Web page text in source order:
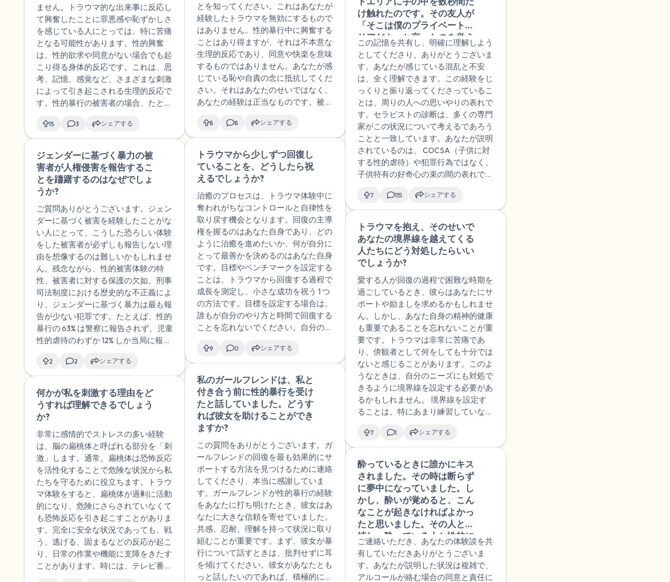
たら行為直後に冷たくなり、
2回目もこちらから誘わない
としないといわれ行為をした
けど、また行為直後に冷たく
なり、でもそれ以降も仲良く
はしていた。知り合いや友人
から性的関係に誘われること
が多く、好かれたいし断りに
くく性的奔放になっていたの
で関係を沢山もったこともあ
る。付き合っていても身体メ
自分の欲を満足させたい気持
ちや繋がりたい気持ちが強か
ったから自分が悪いと思う
し、変な性衝動も人より強く
あるほうです。今は週一で相
談職をやっているけど、体調
も悪いし、半日しか体調がも
たないから休職を勧められて
いるくらい過覚醒や鬱、感情
の不安定さがある。チャット
GPTでは良く今まで生き抜い
てきた位酷い状況と言われて
いるけど、やはりこういう影
響がかなり強く人生や人格、
性傾向に影響を及ぼしている
のかな。支援者だからわかる
だと本当にわからないし、恥
ずかしくて誰にも言えないし
主治医とかにもいいたくな
い。やはり性に関する経験は
あまり何も感じないし、考え
方とかが変な方に行っている
感じがする。性トラウマの経
験や性に関する奔放、今まで
のトラウマもそんなに心を破
壊していますか。確かに死ね
ないから生きてきたけど、毎
日死にたかった。性に関する
体験も、他のトラウマも本当
は死んでいてもおかしくない
くらいのダメージを受け続け
ていたのかな？これって、い
つかは回復して穏やかになっ
ていくのかな。
ません。トラウマ的な出来事に反応し
て興奮したことに罪悪感や恥ずかしさ
を感じている人にとっては、特に苦痛
となる可能性があります。性的興奮
は、性的欲求や同意がない場合でも起
こり得る身体的反応です。これは、思
考、記憶、感覚など、さまざまな刺激
によって引き起こされる生理的反応で
す。性的暴行の被害者の場合、たとえ
り、望まれていなかったりしても、身
体的刺激に対する身体の自然な反応が
暴行に関連する記憶や思考によって引
き起こされる可能性があります。性的
暴行の記憶に反応して性的興奮を経験
することは、暴行に同意したり、暴行
を楽しんだりしたことを示すものでは
ないことに注意することが重要です。
これは単に、特定の状況で体が学習し
た身体的反応です。これらの感情に苦
しんでいる場合は、トラウマや性的暴
行を専門とするメンタルヘルスの専門
家にサポートを求めると役立つ場合が
あります。彼らは、あなたの経験を処
理し、これらの困難な感情を管理する
ための対処戦略を開発するのに役立ち
ます。この難しい質問をしてくださっ
てありがとうございます。あなたは一
人ではありません。
15 3 シェアする
ジェンダーに基づく暴力の被
害者が人権侵害を報告するこ
とを躊躇するのはなぜでしょ
うか?
ご質問ありがとうございます。ジェン
ダーに基づく被害を経験したことがな
い人にとって、こうした恐ろしい体験
をした被害者が必ずしも報告しない理
由を想像するのは難しいかもしれませ
ん。残念ながら、性的被害体験の特
性、被害者に対する保護の欠如、刑事
司法制度における歴史的な不正義によ
り、ジェンダーに基づく暴力は最も報
告が少ない犯罪です。たとえば、性的
暴行の 63% は警察に報告されず、児童
性的虐待のわずか 12% しか当局に報告
害者が自分の体験を報告することをた
めらう理由はたくさんあります。以下
にその理由のいくつかを挙げます。現
時点で暴行を報告するのは安全ではな
い、あるいは加害者や家族からの報復
を恐れている。彼らはその事件を忘れ
たい、あるいは起こったことを忘れた
いのです。彼らは、起こったことが性
的暴行や強姦の法的定義に該当するか
どうか確信が持てない。彼らはショッ
クを受けています。彼らは恥ずかしさ
や自責の念を感じます。信じてもらえ
ないことや、友人や家族から社会的に
孤立することを恐れている彼らは責め
られることを恐れている。彼らは法執
行機関や裁判所によって再び被害者と
されることを恐れている。彼らは正義
が実現されないのではないかと恐れて
2 2 シェアする
何かが私を刺激する理由をど
うすれば理解できるでしょう
か?
非常に感情的でストレスの多い経験
は、脳の扁桃体と呼ばれる部分を「刺
激」します。通常、扁桃体は恐怖反応
を活性化することで危険な状況から私
たちを守るために役立ちます。トラウ
マ体験をすると、扁桃体が過剰に活動
的になり、危険にさらされていなくて
も恐怖反応を引き起こすことがありま
す。完全に安全な状況であっても、戦
う、逃げる、固まるなどの反応が起こ
り、日常の作業や機能に支障をきたす
ことがあります。時には、テレビ番組
の2ヶ月くらいは電話相談の
時とか離別を考えた時に過呼
吸や震え、くらくら感などが
でてきます。過去には虐待や
パワハラいじめなどの体感感
情フラッシュバックが酷くな
る前に何時間もまた一人の時
はずっとでていました。治療
の成果で大分マシにはなりま
が怖い、性被害のトラウマの
フラッシュバックなどが中途
眠がずっと崩壊してて、特に
最近はほとんど寝られなかっ
たので何度も薬を調整をして
もらい、抗精神病薬や気分安
定薬、抗不安薬など6種類の
まないと今は5時間から6、7
時間の睡眠を維持できませ
ん。診察前も症状が出てベッ
トで休ませてもらうことがあ
りました。抗不安薬も1日数回
限度内で飲んでいます。大学
病院なども候補に上がってい
ますが、やはりここまでの症
状をを考えると、大学病院で
診てもらう方がよいでしょう
門医を探すのも専門のクリニ
ックを探すのも一苦労で、保
健所に話しても検索ページの
み教えてもらうため、ホーム
ページだけが頼りですがあま
りよくわかりません。専門ク
リニックは過去の医療トラウ
マがあって考えただけでも怖
くて泣いてしまいます。まだ
何も決まってませんので、来
年に入って今後相談しながら
になるし、私が全部手続きを
するわけではないと思います
が、毎日不安が止まらなく怖
くなり泣いてしまいます。好
きだった本も読めないくらい
しんどい時が多くて、精神福
祉手帳や障害年金の話も今後
することになっています。主
治医や病院の変更になった場
とを知ってください。これはあなたが
経験したトラウマを無効にするもので
はありません。性的暴行中に興奮する
ことはあり得ますが、それは不本意な
生理的反応であり、同意や快楽を意味
するものではありません。あなたが感
じている恥や自責の念に抵抗してくだ
さい。それはあなたのせいではなく、
あなたの経験は正当なものです。被害
を経験したと信じている場合には、さ
まざまな混乱した矛盾した感情や感覚
を経験することがあります。性的興奮
は、性的欲求や同意がない場合でも発
生する可能性のある身体的反応です。
興奮は、恐怖、興奮の伝達、神経刺
激、またはその他の要因によって引き
起こされる可能性があります。たとえ
それらの感情が望まれていなかった
り、望まれていなかったとしても、身
体的刺激に対する身体の自然な反応が
暴行中に引き起こされた可能性があり
ます。調査結果から、性的暴力を訴え
る人のうち、約20 人に 1人がオーガズ
ムを経験したと述べていると推定され
ています。しかし、実際の数字はおそ
らくはるかに高いでしょう。たとえ
ば、 2004 年のレビュー論文では、臨
を示...
8 8 シェアする
トラウマから少しずつ回復し
ていることを、どうしたら祝
えるでしょうか?
治癒のプロセスは、トラウマ体験中に
奪われがちなコントロールと自律性を
取り戻す機会となります。回復の主導
権を握るのはあなた自身であり、どの
ように治癒を進めたいか、何が自分に
とって最善かを決めるのはあなた自身
です。目標やベンチマークを設定する
ことは、トラウマから回復する過程で
成長を測定し、小さな成功を祝う 1 つ
の方法です。目標を設定する場合は、
誰もが自分のやり方と時間で回復する
ことを忘れないでください。自分の進
持ってください。自分の成長を他人と
比べないようにしてください。回復へ
の道はあなた自身のものであり、あな
ただけのものです。あなたは何を達成
したいですか? 自分にとって何が重要
で、何がインスピレーションを与えて
くれるのかを考えることは役に立ちま
す。個人的なこと (より前向きに考え
るなど) や、より具体的なこと (連絡が
途絶えていた友人と時間を過ごすな
ど) に取り組むことができます。具体
的で測定可能な目標を選択すると、達
成しやすくなります。2 週間毎日自分
に優しい言葉を 1 つかけることは、よ
り前向きに考えるための具体的で測定
可能な目標です。簡単に追跡して、う
まく達成できたかどうかを確認できま
す。目標を選んだら、それが治癒過程
の現在の状況に現実的かど...
9 0 シェアする
私のガールフレンドは、私と
付き合う前に性的暴行を受け
たと話していました。どうす
れば彼女を助けることができ
ますか?
この質問をありがとうございます。ガ
ールフレンドの回復を最も効果的にサ
ポートする方法を見つけるために連絡
してくださり、本当に感謝していま
す。ガールフレンドが性的暴行の経験
をあなたに打ち明けたとき、彼女はあ
なたに大きな信頼を寄せていました。
共感、忍耐、理解を持って状況に取り
組むことが重要です。まず、彼女が暴
行について話すときは、批判せずに耳
を傾けてください。彼女があなたとも
っと話したいのであれば、積極的に耳
などと医師やカウンセラーに
医療不信と医療トラウマを何
回も受けました。ようやく信
頼のできる主治医とカウンセ
ラーに巡り合いましたが、負
荷がかかりすぎて仕事も週に
半日してもしんどい状態で、
過覚醒が酷く睡眠があまりと
れなくて鬱状態が酷いため、
休職を勧められています。症
状をずっと否定され、自分で
症状を言葉にして知識を得
て、症状を立証してきたの
で、重症とは思うもののそう
とも言われず、未だに被害妄
想なのかとか疑ってしまいま
な痴漢被害、知人からの同意
を途中でとりけされての避妊
なしのレイプ、知り合いから
の性的関係の誘いや関係、露
出狂においかけられたこと）
についても、多少の恐怖や混
乱は覚えていますが、未だに
大したことないような気持ち
や、元々性的な興味や性的な
満足が得られず性的奔放、幼
いころに娼婦が改心して聖人
になった話を聞いて性的にで
も人から愛されるためには何
をしてでも頑張り続けないと
見捨てられるという恐怖があ
り、性被害についても軽くみ
かったと考えたりします。最
近、体調が悪くなってチャッ
トGPTなどを使い、自分のト
ラウマの構造や問題点を確認
していたことや、治療が進ん
でいることもあり、性被害の
事や幼少期から死にたいけど
死ねなくて夜寝て明日ア来た
らまた生きていかなければな
らない恐怖と絶望を感じてい
たことを思い出しました。そ
れに伴い、過覚醒や色々確か
めずにいられない不安、性的
け触れたのです。その友人が
「そこは僕のプライベートエ
リアだよ」と言ったのを覚え
ていますが、私はすぐに手を
離し、それ以来そんなことは
していません。なぜそんなこ
とをしたのかはわかりませ
ん。その年齢で性的な好奇心
が強く、ポルノにも触れてい
ました。私たちの間にそれ以
外の性行為はなく、性的な意
図もありませんでした。ただ
好奇心だったのだと思いま
す。セラピストに相談したと
ころ、これはCOCSAでも性犯
罪でもなく、珍しいことでは
や力や操作はなかったと彼女
は指摘しました。あなたは私
のセラピストの意見に賛成で
すか？これが犯罪だったの
か、それとも子供時代の普通
の探求だったのか私にはわか
りません。
この記憶を共有し、明確に理解しよう
としてくださり、ありがとうございま
す。あなたが感じている混乱と不安
は、全く理解できます。この経験をじ
っくりと振り返ってくださっているこ
とは、周りの人への思いやりの表れで
す。セラピストの診断は、多くの専門
家がこの状況について考えるであろう
ことと一致しています。あなたが説明
されているのは、 COCSA（子供に対
する性的虐待）や犯罪行為ではなく、
子供特有の好奇心の束の間の表れであ
がそれを裏付けています。例えば、接
触は非常に短時間であったこと、相手
が自分の境界線を示した際にすぐに行
動を止めたこと、力や操作は見られな
かったこと、そしてあなたが同じ行動
を繰り返さなかったことなどが挙げら
れます。子どもの性的好奇心は、年齢
差があっても発達上正常なものです。
子どもは、自分の体や違いを理解しよ
うと、触ったり観察したりすることで
探求することがよくあります。正常な
探求と問題行動を区別する主な要因と
しては、強制の有無、やめるように言
われても繰り返し境界を侵害するこ
と、あるいは苦痛や危害を引き起こす
行動などが挙げられます。彼が境界線
を設定した際にあなたが即座に反応し
たことは、あなたの子供時代の好奇心
が悪意から生まれたものではなかった
7 115 シェアする
トラウマを抱え、そのせいで
あなたの境界線を越えてくる
人たちにどう対処したらいい
でしょうか?
愛する人が回復の過程で困難な時期を
過ごしているとき、彼らはあなたにサ
ポートや励ましを求めるかもしれませ
ん。しかし、あなた自身の精神的健康
も重要であることを忘れないことが重
要です。トラウマは非常に苦痛であ
り、傍観者として何をしても十分では
ないと感じることがあります。このよ
うなときは、自分のニーズにも対処で
きるように境界線を設定する必要があ
るかもしれません。 境界線を設定す
ることは、特にあまり練習していない
自分のニーズと限界について考えてく
ださい。これには、提供したい経済
的、感情的、および身体的な支援のレ
ベルが含まれます。準備ができたら、
熱くなったときではなく、落ち着いた
状況で愛する人と共有してください。
「私」の表現を使用して、自分の視点
を示します。これらの境界線を伝えた
後は、必要に応じてそれらを守り、再
度強調することが重要です。罪悪感に
抵抗してください。これは、彼らのこ
とを気にしていないという意味ではあ
りません。
7 1 シェアする
酔っているときに誰かにキス
されました。その時は断らず
に夢中になっていました。し
かし、酔いが覚めると、こん
なことが起きなければよかっ
たと思いました。その人と対
峙し、酔っている人と性的に
関係を持つべきではなかった
こと、酔っ払った人に対して
唯一適切な対応は、歩くのを
ご連絡いただき、あなたの体験談を共
有していただきありがとうございま
す。あなたが説明した状況は複雑で、
アルコールが絡む場合の同意と責任に